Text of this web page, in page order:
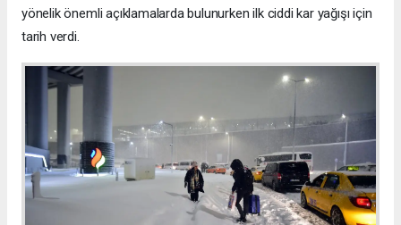
yönelik önemli açıklamalarda bulunurken ilk ciddi kar yağışı için
tarih verdi.